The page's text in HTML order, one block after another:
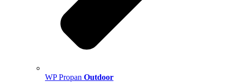
WP Propan Outdoor